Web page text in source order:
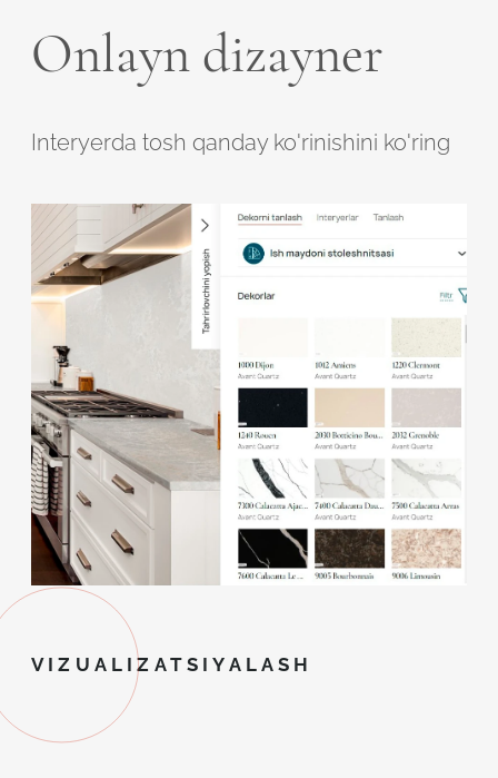
Onlayn dizayner
Interyerda tosh qanday ko'rinishini ko'ring
VIZUALIZATSIYALASH